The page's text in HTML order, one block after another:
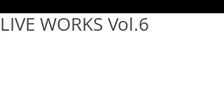
LIVE WORKS Vol.6